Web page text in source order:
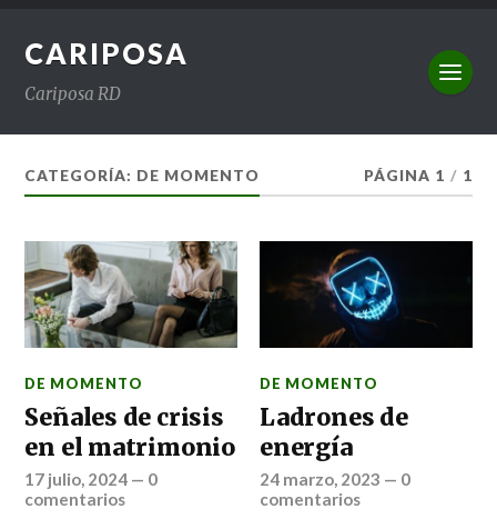
CARIPOSA
Cariposa RD
CATEGORÍA: DE MOMENTO PÁGINA 1 / 1
DE MOMENTO
Señales de crisis
en el matrimonio
17 julio, 2024 — 0
comentarios
DE MOMENTO
Ladrones de
energía
24 marzo, 2023 — 0
comentarios